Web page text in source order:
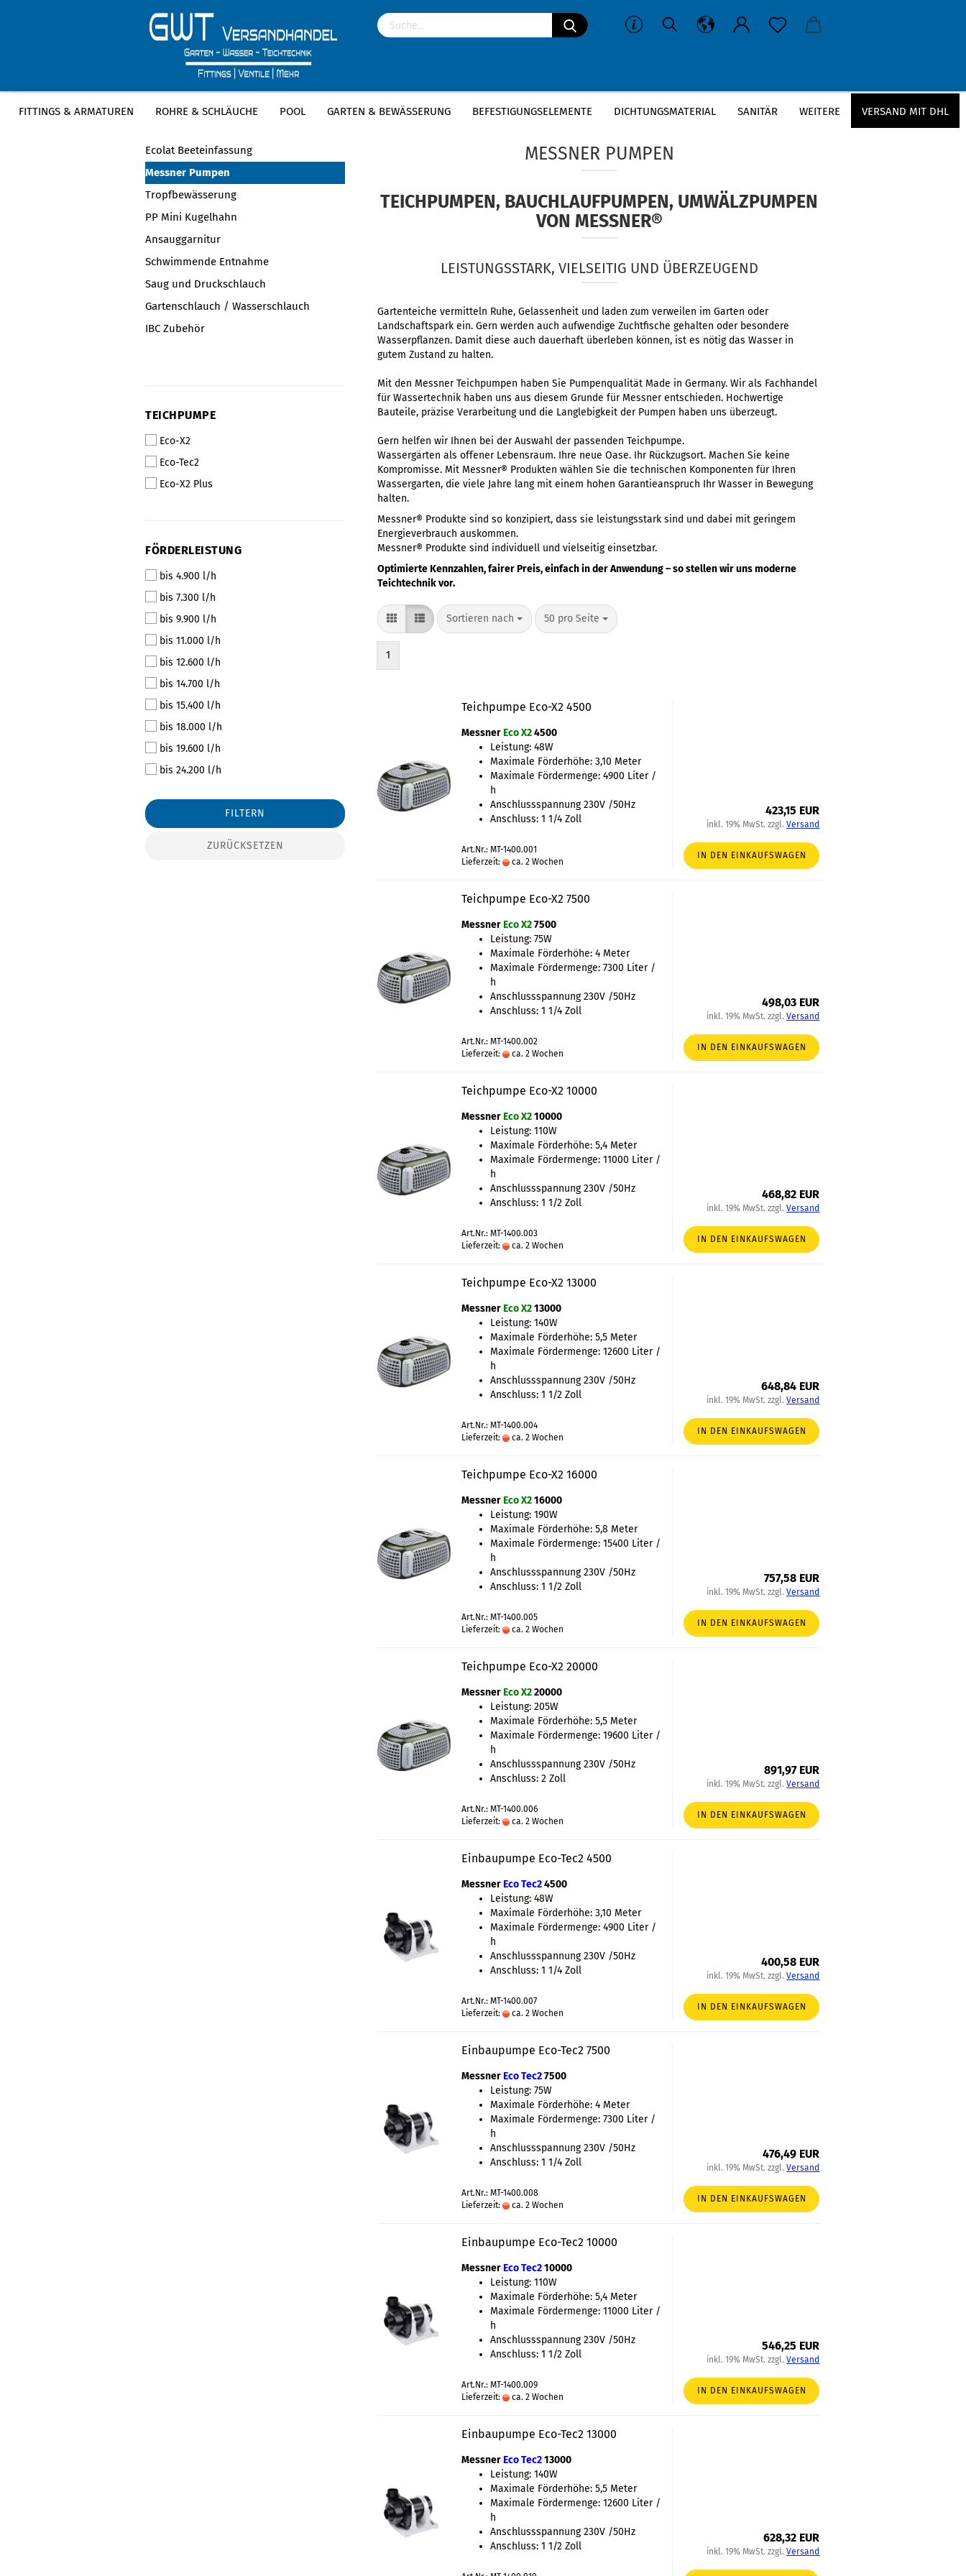
FITTINGS & ARMATUREN ROHRE & SCHLÄUCHE POOL GARTEN & BEWÄSSERUNG BEFESTIGUNGSELEMENTE DICHTUNGSMATERIAL SANITÄR VERSAND MIT DHL
WEITERE
Startseite » Garten & Bewässerung » Messner Pumpen
MESSNER PUMPEN
TEICHPUMPEN, BAUCHLAUFPUMPEN, UMWÄLZPUMPEN
VON MESSNER®
LEISTUNGSSTARK, VIELSEITIG UND ÜBERZEUGEND
Gartenteiche vermitteln Ruhe, Gelassenheit und laden zum verweilen im Garten oder
Landschaftspark ein. Gern werden auch aufwendige Zuchtfische gehalten oder besondere
Wasserpflanzen. Damit diese auch dauerhaft überleben können, ist es nötig das Wasser in
gutem Zustand zu halten.
Mit den Messner Teichpumpen haben Sie Pumpenqualität Made in Germany. Wir als Fachhandel
für Wassertechnik haben uns aus diesem Grunde für Messner entschieden. Hochwertige
Bauteile, präzise Verarbeitung und die Langlebigkeit der Pumpen haben uns überzeugt.
Gern helfen wir Ihnen bei der Auswahl der passenden Teichpumpe.
Wassergärten als offener Lebensraum. Ihre neue Oase. Ihr Rückzugsort. Machen Sie keine
Kompromisse. Mit Messner® Produkten wählen Sie die technischen Komponenten für Ihren
Wassergarten, die viele Jahre lang mit einem hohen Garantieanspruch Ihr Wasser in Bewegung
halten.
Messner® Produkte sind so konzipiert, dass sie leistungsstark sind und dabei mit geringem
Energieverbrauch auskommen.
Messner® Produkte sind individuell und vielseitig einsetzbar.
Optimierte Kennzahlen, fairer Preis, einfach in der Anwendung – so stellen wir uns moderne
Teichtechnik vor.
Sortieren nach 50 pro Seite
1
Teichpumpe Eco-X2 4500
MessnerEco X24500
Leistung: 48W
Maximale Förderhöhe: 3,10 Meter
Maximale Fördermenge: 4900 Liter /
h
Anschlussspannung 230V /50Hz
Anschluss: 1 1/4 Zoll
Art.Nr.: MT-1400.001
Lieferzeit:
ca. 2 Wochen
423,15 EUR
inkl. 19% MwSt. zzgl.Versand
IN DEN EINKAUFSWAGEN
Teichpumpe Eco-X2 7500
MessnerEco X27500
Leistung: 75W
Maximale Förderhöhe: 4 Meter
Maximale Fördermenge: 7300 Liter /
h
Anschlussspannung 230V /50Hz
Anschluss: 1 1/4 Zoll
Art.Nr.: MT-1400.002
Lieferzeit:
ca. 2 Wochen
498,03 EUR
inkl. 19% MwSt. zzgl.Versand
IN DEN EINKAUFSWAGEN
Teichpumpe Eco-X2 10000
MessnerEco X210000
Leistung: 110W
Maximale Förderhöhe: 5,4 Meter
Maximale Fördermenge: 11000 Liter /
h
Anschlussspannung 230V /50Hz
Anschluss: 1 1/2 Zoll
Art.Nr.: MT-1400.003
Lieferzeit:
ca. 2 Wochen
468,82 EUR
inkl. 19% MwSt. zzgl.Versand
IN DEN EINKAUFSWAGEN
Teichpumpe Eco-X2 13000
MessnerEco X213000
Leistung: 140W
Maximale Förderhöhe: 5,5 Meter
Maximale Fördermenge: 12600 Liter /
h
Anschlussspannung 230V /50Hz
Anschluss: 1 1/2 Zoll
Art.Nr.: MT-1400.004
Lieferzeit:
ca. 2 Wochen
648,84 EUR
inkl. 19% MwSt. zzgl.Versand
IN DEN EINKAUFSWAGEN
Teichpumpe Eco-X2 16000
MessnerEco X216000
Leistung: 190W
Maximale Förderhöhe: 5,8 Meter
Maximale Fördermenge: 15400 Liter /
h
Anschlussspannung 230V /50Hz
Anschluss: 1 1/2 Zoll
Art.Nr.: MT-1400.005
Lieferzeit:
ca. 2 Wochen
757,58 EUR
inkl. 19% MwSt. zzgl.Versand
IN DEN EINKAUFSWAGEN
Teichpumpe Eco-X2 20000
MessnerEco X220000
Leistung: 205W
Maximale Förderhöhe: 5,5 Meter
Maximale Fördermenge: 19600 Liter /
h
Anschlussspannung 230V /50Hz
Anschluss: 2 Zoll
Art.Nr.: MT-1400.006
Lieferzeit:
ca. 2 Wochen
891,97 EUR
inkl. 19% MwSt. zzgl.Versand
IN DEN EINKAUFSWAGEN
Einbaupumpe Eco-Tec2 4500
MessnerEco Tec24500
Leistung: 48W
Maximale Förderhöhe: 3,10 Meter
Maximale Fördermenge: 4900 Liter /
h
Anschlussspannung 230V /50Hz
Anschluss: 1 1/4 Zoll
Art.Nr.: MT-1400.007
Lieferzeit:
ca. 2 Wochen
400,58 EUR
inkl. 19% MwSt. zzgl.Versand
IN DEN EINKAUFSWAGEN
Einbaupumpe Eco-Tec2 7500
MessnerEco Tec27500
Leistung: 75W
Maximale Förderhöhe: 4 Meter
Maximale Fördermenge: 7300 Liter /
h
Anschlussspannung 230V /50Hz
Anschluss: 1 1/4 Zoll
Art.Nr.: MT-1400.008
Lieferzeit:
ca. 2 Wochen
476,49 EUR
inkl. 19% MwSt. zzgl.Versand
IN DEN EINKAUFSWAGEN
Einbaupumpe Eco-Tec2 10000
MessnerEco Tec210000
Leistung: 110W
Maximale Förderhöhe: 5,4 Meter
Maximale Fördermenge: 11000 Liter /
h
Anschlussspannung 230V /50Hz
Anschluss: 1 1/2 Zoll
Art.Nr.: MT-1400.009
Lieferzeit:
ca. 2 Wochen
546,25 EUR
inkl. 19% MwSt. zzgl.Versand
IN DEN EINKAUFSWAGEN
Einbaupumpe Eco-Tec2 13000
MessnerEco Tec213000
Leistung: 140W
Maximale Förderhöhe: 5,5 Meter
Maximale Fördermenge: 12600 Liter /
h
Anschlussspannung 230V /50Hz
Anschluss: 1 1/2 Zoll
628,32 EUR
inkl. 19% MwSt. zzgl.Versand
Ecolat Beeteinfassung
Messner Pumpen
Tropfbewässerung
PP Mini Kugelhahn
Ansauggarnitur
Schwimmende Entnahme
Saug und Druckschlauch
Gartenschlauch / Wasserschlauch
IBC Zubehör
TEICHPUMPE
Eco-X2
Eco-Tec2
Eco-X2 Plus
FÖRDERLEISTUNG
bis 4.900 l/h
bis 7.300 l/h
bis 9.900 l/h
bis 11.000 l/h
bis 12.600 l/h
bis 14.700 l/h
bis 15.400 l/h
bis 18.000 l/h
bis 19.600 l/h
bis 24.200 l/h
FILTERN
ZURÜCKSETZEN